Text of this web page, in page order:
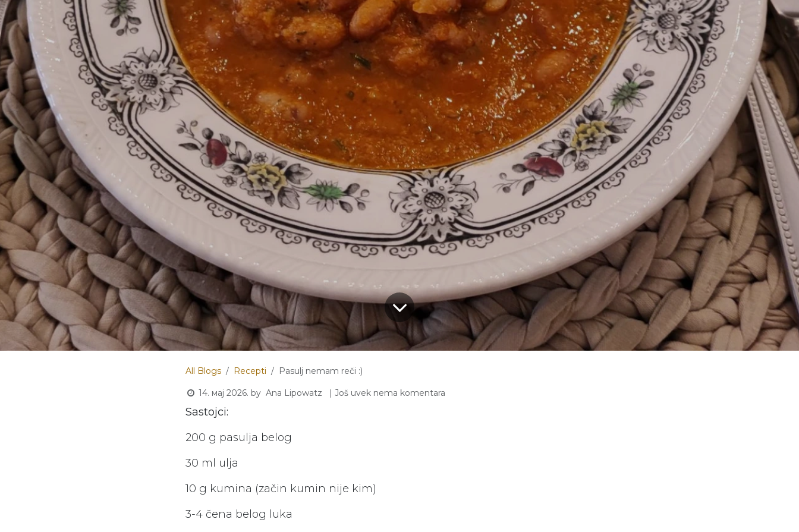
All Blogs Recepti Pasulj nemam reči :)
14. мај 2026. by Ana Lipowatz | Još uvek nema komentara
Sastojci:
200 g pasulja belog
30 ml ulja
10 g kumina (začin kumin nije kim)
3-4 čena belog luka